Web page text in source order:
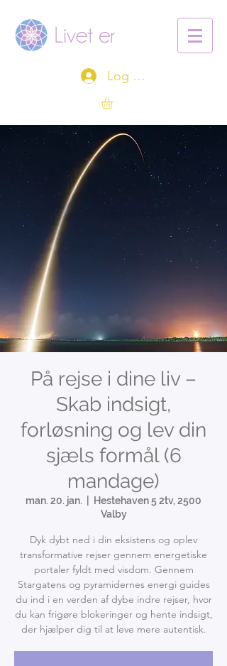
Log ind
På rejse i dine liv –
Skab indsigt,
forløsning og lev din
sjæls formål (6
mandage)
man. 20. jan.
Hestehaven 5 2tv, 2500
Valby
Dyk dybt ned i din eksistens og oplev
transformative rejser gennem energetiske
portaler fyldt med visdom. Gennem
Stargatens og pyramidernes energi guides
du ind i en verden af dybe indre rejser, hvor
du kan frigøre blokeringer og hente indsigt,
der hjælper dig til at leve mere autentisk.